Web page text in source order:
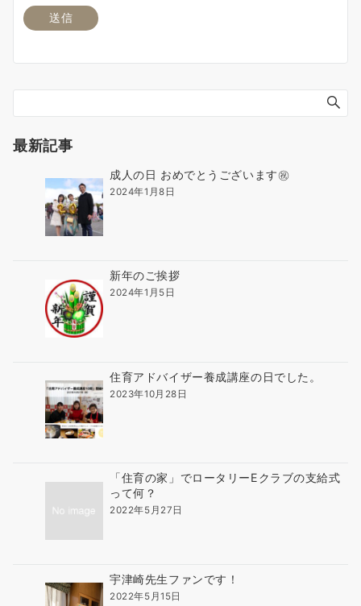
最新記事
成人の日 おめでとうございます㊗️
2024年1月8日
新年のご挨拶
2024年1月5日
住育アドバイザー養成講座の日でした。
2023年10月28日
「住育の家」でロータリーEクラブの支給式
って何？
2022年5月27日
宇津崎先生ファンです！
2022年5月15日